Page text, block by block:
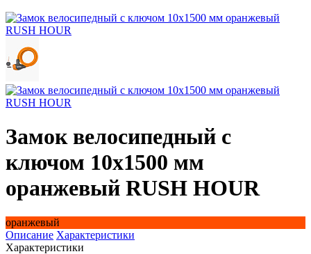
Замок велосипедный с
ключом 10x1500 мм
оранжевый RUSH HOUR
оранжевый
Описание Характеристики
Характеристики